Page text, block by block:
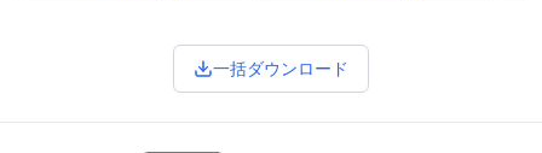
一括ダウンロード